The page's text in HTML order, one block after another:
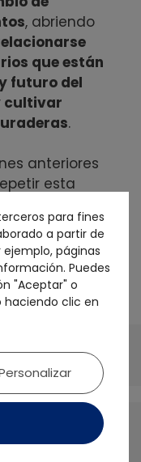
, abriendo
que están
futuro del
cultivar
.
anteriores
esta
e
para fines
a partir de
páginas
Puedes
"Aceptar" o
haciendo clic en